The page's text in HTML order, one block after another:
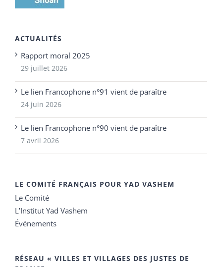
ACTUALITÉS
Rapport moral 2025
29 juillet 2026
Le lien Francophone n°91 vient de paraître
24 juin 2026
Le lien Francophone n°90 vient de paraître
7 avril 2026
LE COMITÉ FRANÇAIS POUR YAD VASHEM
Le Comité
L’Institut Yad Vashem
Événements
RÉSEAU « VILLES ET VILLAGES DES JUSTES DE